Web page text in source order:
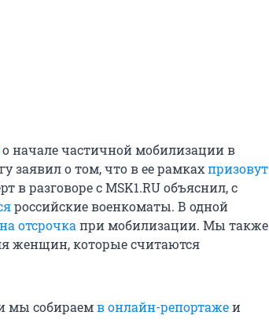
о начале частичной мобилизации в
заявил о том, что в ее рамкахпризовут
в разговоре с MSK1.RU объяснил, с
российские военкоматы. В одной
отсрочка при мобилизации. Мы также
женщин, которые считаются
мы собираемв онлайн-репортажеи